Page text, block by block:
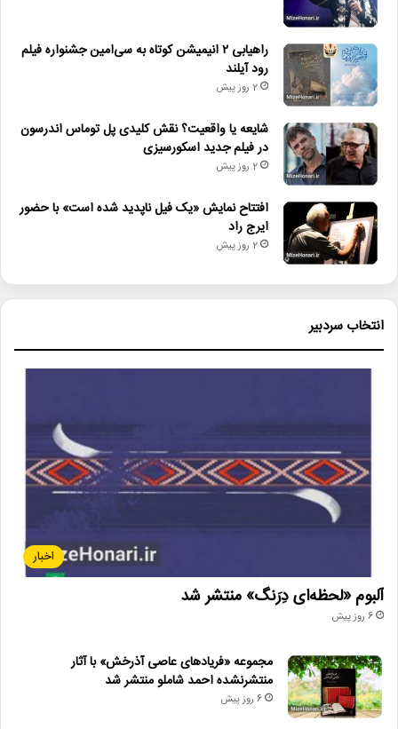
راهیابی ۲ انیمیشن کوتاه به سی‌امین جشنواره فیلم
رود آیلند
2 روز پیش
شایعه یا واقعیت؟ نقش کلیدی پل توماس اندرسون
در فیلم جدید اسکورسیزی
2 روز پیش
افتتاح نمایش «یک فیل ناپدید شده است» با حضور
ایرج راد
2 روز پیش
انتخاب سردبیر
اخبار
آلبوم «لحظه‌ای دِرَنگ» منتشر شد
6 روز پیش
مجموعه «فریادهای عاصی آذرخش» با آثار
منتشرنشده احمد شاملو منتشر شد
6 روز پیش